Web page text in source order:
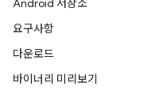
Android 저장소
요구사항
다운로드
바이너리 미리보기